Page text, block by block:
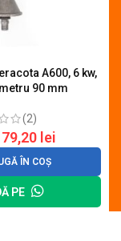
A600, 6 kw,
90 mm
(2)
lei
ÎN COȘ
PE